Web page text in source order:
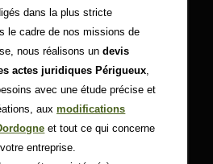
dans la plus stricte
le cadre de nos missions de
nous réalisons undevis
actes juridiques Périgueux,
avec une étude précise et
auxmodifications
et tout ce qui concerne
entreprise.